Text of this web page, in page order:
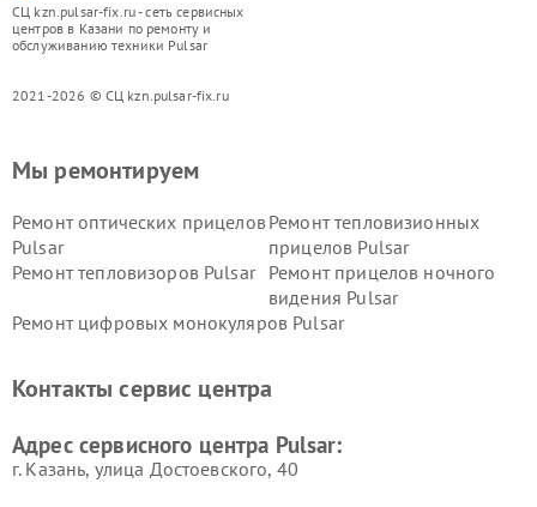
СЦ kzn.pulsar-fix.ru - сеть сервисных
центров в Казани по ремонту и
обслуживанию техники Pulsar
2021-2026 © СЦ kzn.pulsar-fix.ru
Мы ремонтируем
Ремонт оптических прицелов
Pulsar
Ремонт тепловизионных
прицелов Pulsar
Ремонт тепловизоров Pulsar
Ремонт прицелов ночного
видения Pulsar
Ремонт цифровых монокуляров Pulsar
Контакты сервис центра
Адрес сервисного центра Pulsar:
г. Казань, улица Достоевского, 40